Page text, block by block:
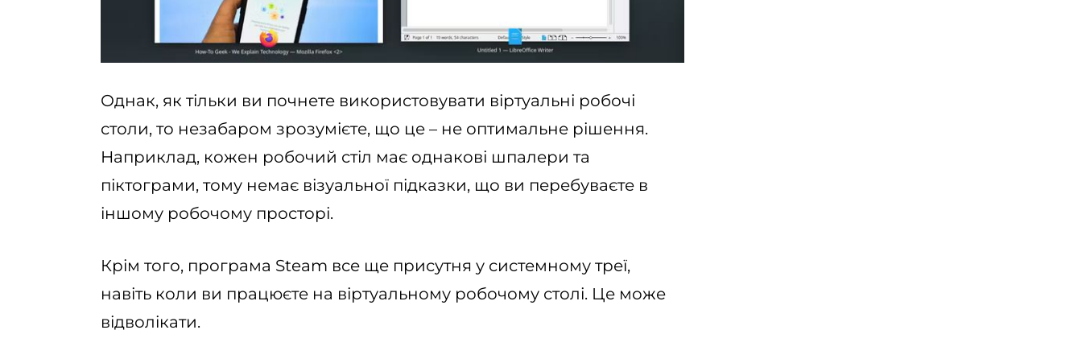
Однак, як тільки ви почнете використовувати віртуальні робочі
столи, то незабаром зрозумієте, що це – не оптимальне рішення.
Наприклад, кожен робочий стіл має однакові шпалери та
піктограми, тому немає візуальної підказки, що ви перебуваєте в
іншому робочому просторі.
Крім того, програма Steam все ще присутня у системному треї,
навіть коли ви працюєте на віртуальному робочому столі. Це може
відволікати.